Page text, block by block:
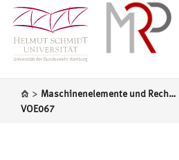
> Maschinenelemente und Rechnergestützte Produktentwicklung
VOE067